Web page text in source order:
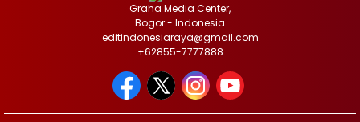
Graha Media Center,
Bogor - Indonesia
editindonesiaraya@gmail.com
+62855-7777888